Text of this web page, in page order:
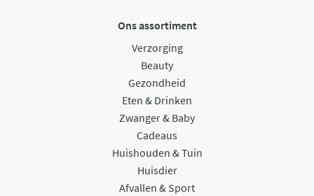
Ons assortiment
Verzorging
Beauty
Gezondheid
Eten & Drinken
Zwanger & Baby
Cadeaus
Huishouden & Tuin
Huisdier
Afvallen & Sport